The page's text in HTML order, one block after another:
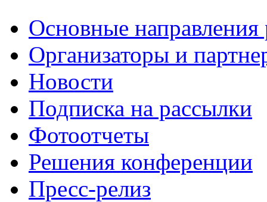
Основные направления
Организаторы и
Новости
Подписка на рассылки
Фотоотчеты
Решения конференции
Пресс-релиз